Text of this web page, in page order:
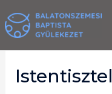
to
content